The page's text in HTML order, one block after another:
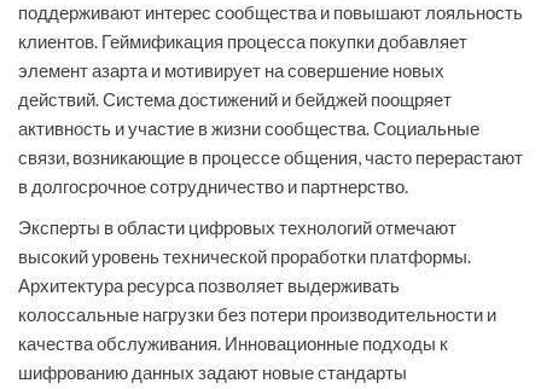
поддерживают интерес сообщества и повышают лояльность
клиентов. Геймификация процесса покупки добавляет
элемент азарта и мотивирует на совершение новых
действий. Система достижений и бейджей поощряет
активность и участие в жизни сообщества. Социальные
связи, возникающие в процессе общения, часто перерастают
в долгосрочное сотрудничество и партнерство.
Эксперты в области цифровых технологий отмечают
высокий уровень технической проработки платформы.
Архитектура ресурса позволяет выдерживать
колоссальные нагрузки без потери производительности и
качества обслуживания. Инновационные подходы к
шифрованию данных задают новые стандарты